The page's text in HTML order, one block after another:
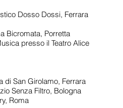
Dosso Dossi, Ferrara
Bicromata, Porretta
presso il Teatro Alice
di San Girolamo, Ferrara
Senza Filtro, Bologna
Roma